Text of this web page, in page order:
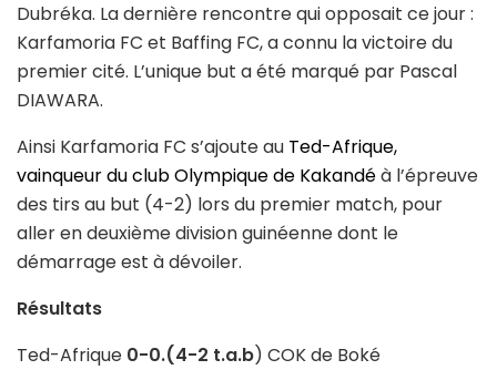
Dubréka. La dernière rencontre qui opposait ce jour :
Karfamoria FC et Baffing FC, a connu la victoire du
premier cité. L’unique but a été marqué par Pascal
DIAWARA.
Ainsi Karfamoria FC s’ajoute au Ted-Afrique,
vainqueur du club Olympique de Kakandéà l’épreuve
des tirs au but (4-2) lors du premier match, pour
aller en deuxième division guinéenne dont le
démarrage est à dévoiler.
Résultats
Ted-Afrique 0-0.(4-2 t.a.b) COK de Boké